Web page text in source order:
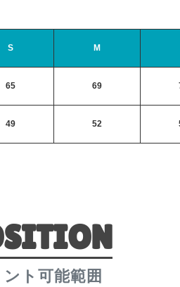
S M
65 69
49 52
ント可能範囲